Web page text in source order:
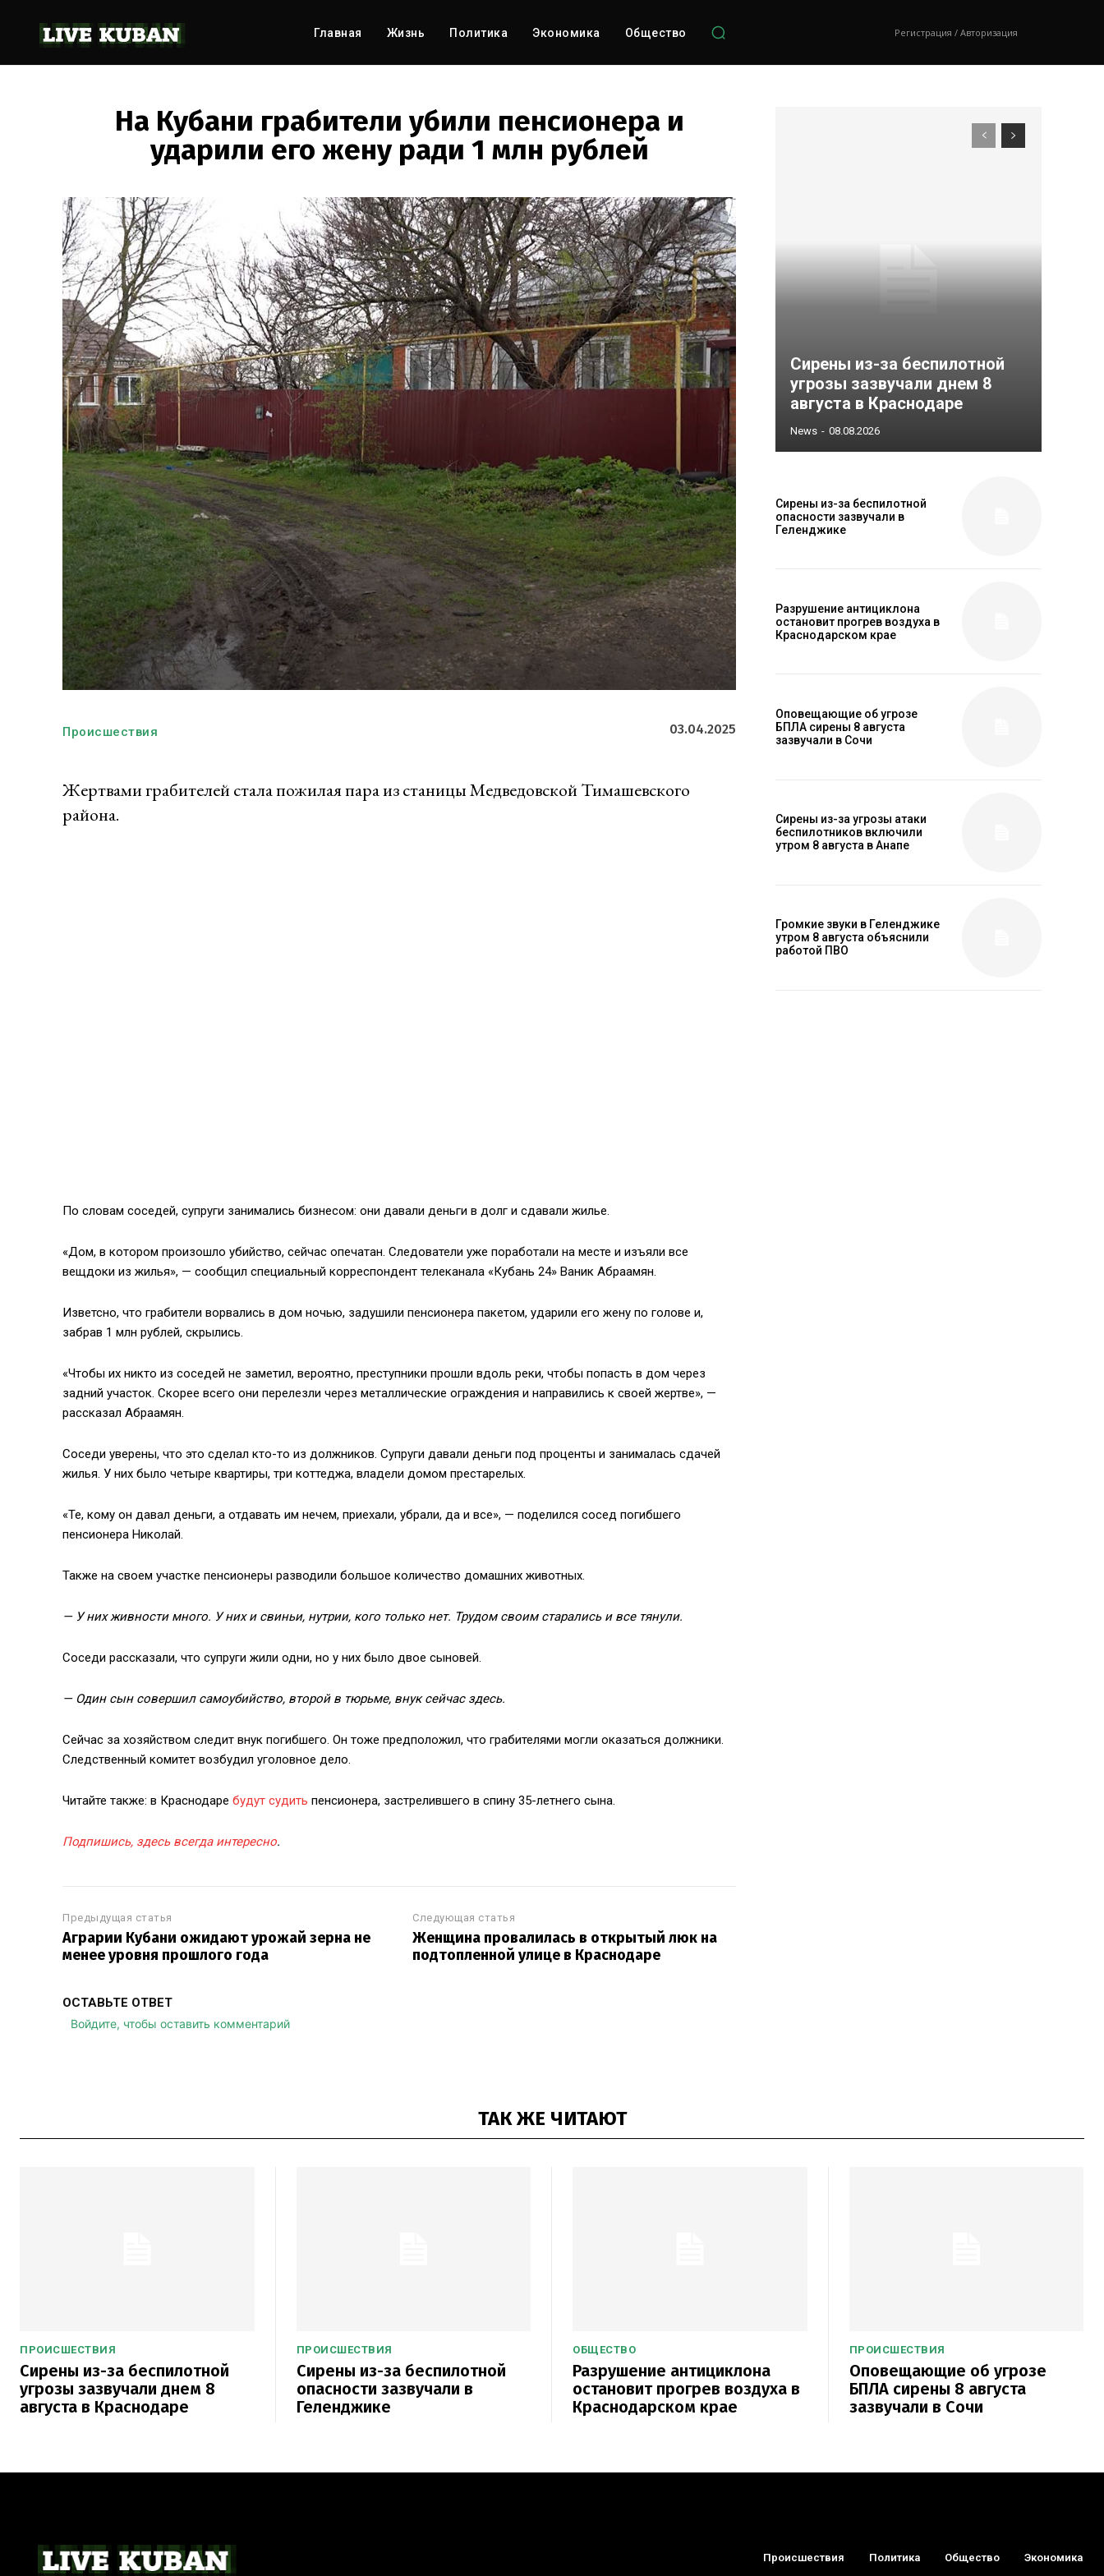
Главная Жизнь Политика Экономика Общество Регистрация / Авторизация
На Кубани грабители убили пенсионера и
ударили его жену ради 1 млн рублей
Происшествия 03.04.2025
Жертвами грабителей стала пожилая пара из станицы Медведовской Тимашевского
района.
По словам соседей, супруги занимались бизнесом: они давали деньги в долг и сдавали жилье.
«Дом, в котором произошло убийство, сейчас опечатан. Следователи уже поработали на месте и изъяли все
вещдоки из жилья», — сообщил специальный корреспондент телеканала «Кубань 24» Ваник Абраамян.
Изветсно, что грабители ворвались в дом ночью, задушили пенсионера пакетом, ударили его жену по голове и,
забрав 1 млн рублей, скрылись.
«Чтобы их никто из соседей не заметил, вероятно, преступники прошли вдоль реки, чтобы попасть в дом через
задний участок. Скорее всего они перелезли через металлические ограждения и направились к своей жертве», —
рассказал Абраамян.
Соседи уверены, что это сделал кто-то из должников. Супруги давали деньги под проценты и занималась сдачей
жилья. У них было четыре квартиры, три коттеджа, владели домом престарелых.
«Те, кому он давал деньги, а отдавать им нечем, приехали, убрали, да и все», — поделился сосед погибшего
пенсионера Николай.
Также на своем участке пенсионеры разводили большое количество домашних животных.
— У них живности много. У них и свиньи, нутрии, кого только нет. Трудом своим старались и все тянули.
Соседи рассказали, что супруги жили одни, но у них было двое сыновей.
— Один сын совершил самоубийство, второй в тюрьме, внук сейчас здесь.
Сейчас за хозяйством следит внук погибшего. Он тоже предположил, что грабителями могли оказаться должники.
Следственный комитет возбудил уголовное дело.
Читайте также: в Краснодаре будут судить пенсионера, застрелившего в спину 35-летнего сына.
Подпишись, здесь всегда интересно.
Предыдущая статья
Аграрии Кубани ожидают урожай зерна не
менее уровня прошлого года
Следующая статья
Женщина провалилась в открытый люк на
подтопленной улице в Краснодаре
ОСТАВЬТЕ ОТВЕТ
Войдите, чтобы оставить комментарий
Сирены из-за беспилотной
угрозы зазвучали днем 8
августа в Краснодаре
News - 08.08.2026
Сирены из-за беспилотной
опасности зазвучали в
Геленджике
Разрушение антициклона
остановит прогрев воздуха в
Краснодарском крае
Оповещающие об угрозе
БПЛА сирены 8 августа
зазвучали в Сочи
Сирены из-за угрозы атаки
беспилотников включили
утром 8 августа в Анапе
Громкие звуки в Геленджике
утром 8 августа объяснили
работой ПВО
ТАК ЖЕ ЧИТАЮТ
ПРОИСШЕСТВИЯ
Сирены из-за беспилотной
угрозы зазвучали днем 8
августа в Краснодаре
ПРОИСШЕСТВИЯ
Сирены из-за беспилотной
опасности зазвучали в
Геленджике
ОБЩЕСТВО
Разрушение антициклона
остановит прогрев воздуха в
Краснодарском крае
ПРОИСШЕСТВИЯ
Оповещающие об угрозе
БПЛА сирены 8 августа
зазвучали в Сочи
Происшествия Политика Общество Экономика